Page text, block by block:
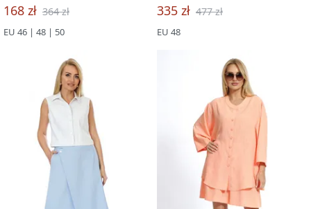
168 zł 364 zł
EU 46 | 48 | 50
335 zł 477 zł
EU 48